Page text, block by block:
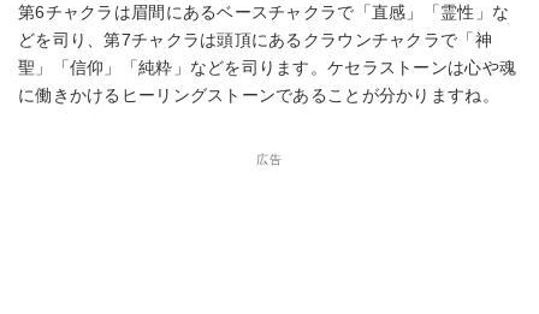
第6チャクラは眉間にあるベースチャクラで「直感」「霊性」な
どを司り、第7チャクラは頭頂にあるクラウンチャクラで「神
聖」「信仰」「純粋」などを司ります。ケセラストーンは心や魂
に働きかけるヒーリングストーンであることが分かりますね。
広告